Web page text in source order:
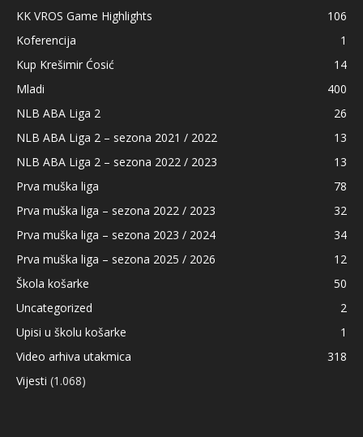
KK VROS Game Highlights
106
Koferencija
1
Kup Krešimir Ćosić
14
Mladi
400
NLB ABA Liga 2
26
NLB ABA Liga 2 – sezona 2021 / 2022
13
NLB ABA Liga 2 – sezona 2022 / 2023
13
Prva muška liga
78
Prva muška liga – sezona 2022 / 2023
32
Prva muška liga – sezona 2023 / 2024
34
Prva muška liga – sezona 2025 / 2026
12
Škola košarke
50
Uncategorized
2
Upisi u školu košarke
1
Video arhiva utakmica
318
Vijesti (1.068)